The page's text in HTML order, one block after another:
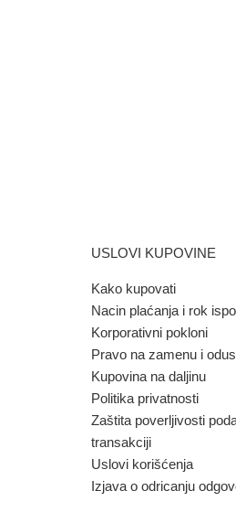
USLOVI KUPOVINE
Kako kupovati
Nacin plaćanja i rok
Korporativni pokloni
Pravo na zamenu i
Kupovina na daljinu
Politika privatnosti
Zaštita poverljivosti
transakciji
Uslovi korišćenja
Izjava o odricanju